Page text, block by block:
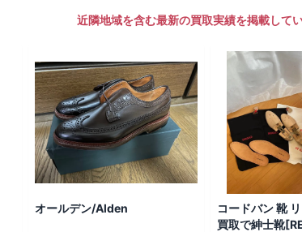
近隣地域を含む最新の買取実績を掲載して
オールデン/Alden
コードバン 靴
買取で紳士靴